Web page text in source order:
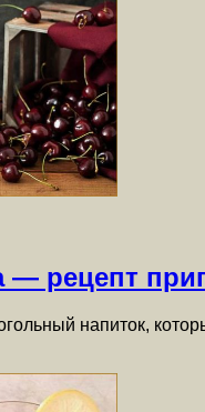
рецепт
напиток,